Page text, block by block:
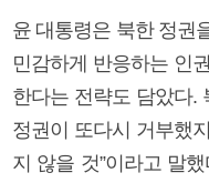
윤 대통령은 북한 정권
민감하게 반응하는 인
한다는 전략도 담았다.
정권이 또다시 거부했
지 않을 것”이라고 말